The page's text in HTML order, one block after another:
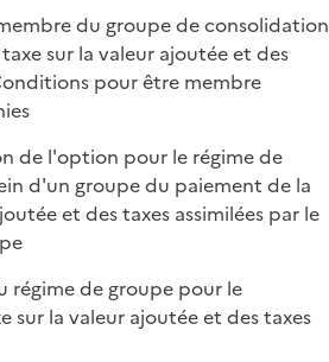
du groupe de consolidation
sur la valeur ajoutée et des
pour être membre
de l'option pour le régime de
d'un groupe du paiement de la
et des taxes assimilées par le
régime de groupe pour le
sur la valeur ajoutée et des taxes